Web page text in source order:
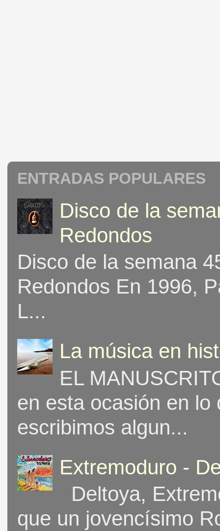
ENTRADAS POPULARES
Disco de la
Redondos
Disco de la semana
Redondos En 1996,
L...
La música en
EL
en esta ocasión en
escribimos algun...
Extremoduro -
Deltoya,
que un jovencísimo